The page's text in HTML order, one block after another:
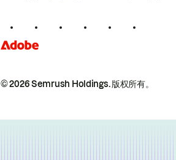
© 2026 Semrush Holdings.版权所有。